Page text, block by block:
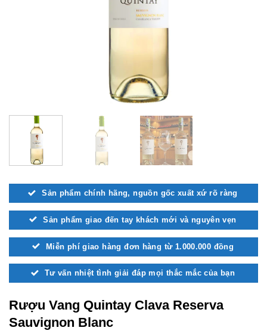
Sản phẩm chính hãng, nguồn gốc xuất xứ rõ ràng
Sản phẩm giao đến tay khách mới và nguyên vẹn
Miễn phí giao hàng đơn hàng từ 1.000.000 đồng
Tư vấn nhiệt tình giải đáp mọi thắc mắc của bạn
Rượu Vang Quintay Clava Reserva
Sauvignon Blanc